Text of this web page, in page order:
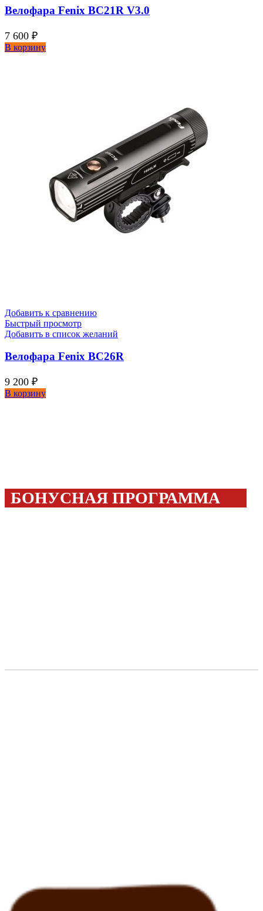
Велофара Fenix BC21R V3.0
7 600 ₽
В корзину
Добавить к сравнению
Быстрый просмотр
Добавить в список желаний
Велофара Fenix BC26R
9 200 ₽
В корзину
БОНУСНАЯ ПРОГРАММА